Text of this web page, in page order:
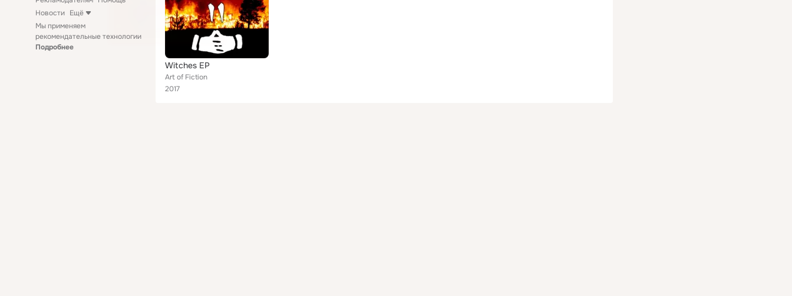
Новости Ещё
Мы применяем
рекомендательные технологии
Подробнее
Witches EP
Art of Fiction
2017